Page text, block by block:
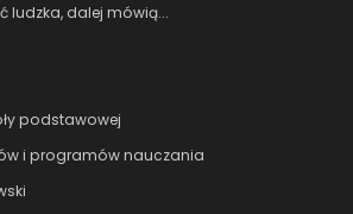
ludzka, dalej mówią...
podstawowej
i programów nauczania